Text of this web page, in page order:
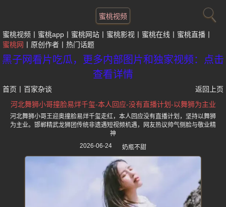
蜜桃视频
蜜桃视频 蜜桃app 蜜桃网站 蜜桃影视 蜜桃在线
蜜桃直播
蜜桃网
原创作者 热门话题
黑子网看片吃瓜，更多内部图片和独家视频：点击
查看详情
首页 百家杂谈
返回上页
河北舞狮小哥撞脸易烊千玺-本人回应-没有直播计划-以舞狮为主业
河北舞狮小哥王迎奥撞脸易烊千玺走红，本人回应没有直播计划，坚持以舞狮
为主业。邯郸精武龙狮团传统非遗遇短视频机遇，网友热议帅气侧脸与敬业精
神
2026-06-24
奶瓶不甜